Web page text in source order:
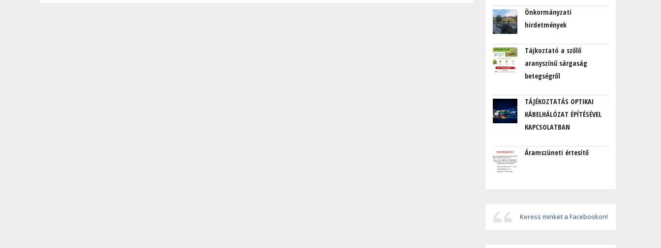
Önkormányzati
hirdetmények
Tájkoztató a szőlő
aranyszínű sárgaság
betegségről
TÁJÉKOZTATÁS OPTIKAI
KÁBELHÁLÓZAT ÉPÍTÉSÉVEL
KAPCSOLATBAN
Áramszüneti értesítő
Keress minket a Facebookon!